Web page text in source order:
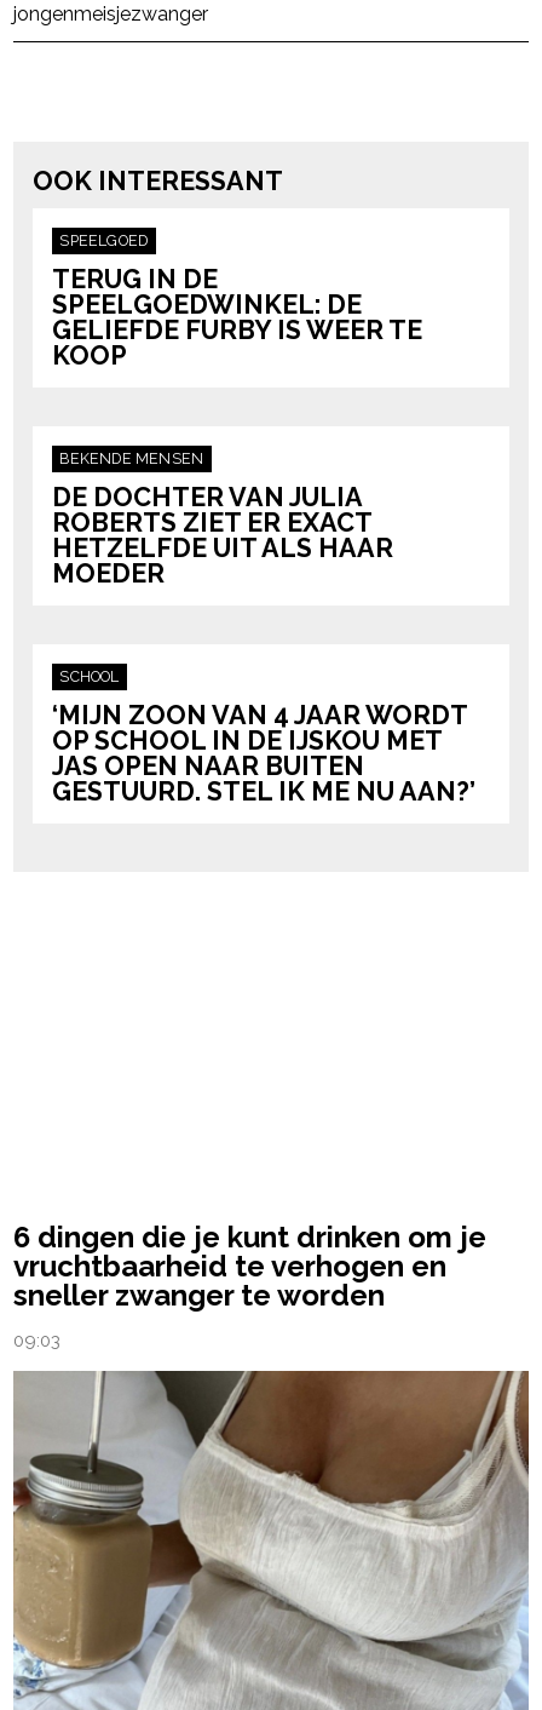
jongenmeisjezwanger
OOK INTERESSANT
SPEELGOED
TERUG IN DE
SPEELGOEDWINKEL: DE
GELIEFDE FURBY IS WEER TE
KOOP
BEKENDE MENSEN
DE DOCHTER VAN JULIA
ROBERTS ZIET ER EXACT
HETZELFDE UIT ALS HAAR
MOEDER
SCHOOL
‘MIJN ZOON VAN 4 JAAR WORDT
OP SCHOOL IN DE IJSKOU MET
JAS OPEN NAAR BUITEN
GESTUURD. STEL IK ME NU AAN?’
6 dingen die je kunt drinken om je
vruchtbaarheid te verhogen en
sneller zwanger te worden
09:03